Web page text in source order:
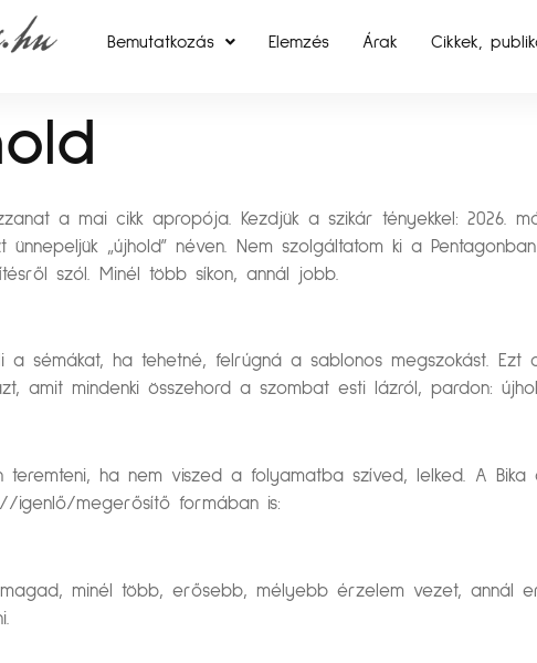
Bemutatkozás Elemzés Árak Cikkek,
a mai cikk apropója. Kezdjük a szikár tényekkel: 2026.
ünnepeljük „újhold” néven. Nem szolgáltatom ki a
szól. Minél több síkon, annál jobb.
a sémákat, ha tehetné, felrúgná a sablonos megszokást. Ezt
amit mindenki összehord a szombat esti lázról, pardon:
teremteni, ha nem viszed a folyamatba szíved, lelked. A
igenlő/megerősítő formában is:
minél több, erősebb, mélyebb érzelem vezet, annál